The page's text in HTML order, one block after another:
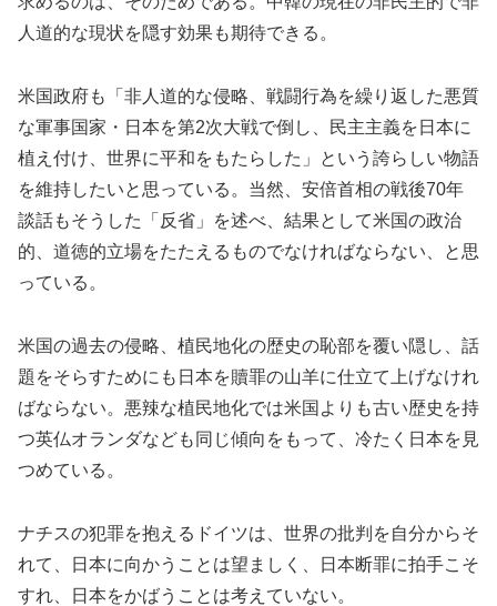
人道的な現状を隠す効果も期待できる。
米国政府も「非人道的な侵略、戦闘行為を繰り返した悪質
な軍事国家・日本を第2次大戦で倒し、民主主義を日本に
植え付け、世界に平和をもたらした」という誇らしい物語
を維持したいと思っている。当然、安倍首相の戦後70年
談話もそうした「反省」を述べ、結果として米国の政治
的、道徳的立場をたたえるものでなければならない、と思
っている。
米国の過去の侵略、植民地化の歴史の恥部を覆い隠し、話
題をそらすためにも日本を贖罪の山羊に仕立て上げなけれ
ばならない。悪辣な植民地化では米国よりも古い歴史を持
つ英仏オランダなども同じ傾向をもって、冷たく日本を見
つめている。
ナチスの犯罪を抱えるドイツは、世界の批判を自分からそ
れて、日本に向かうことは望ましく、日本断罪に拍手こそ
すれ、日本をかばうことは考えていない。